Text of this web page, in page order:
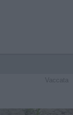
Vaccata